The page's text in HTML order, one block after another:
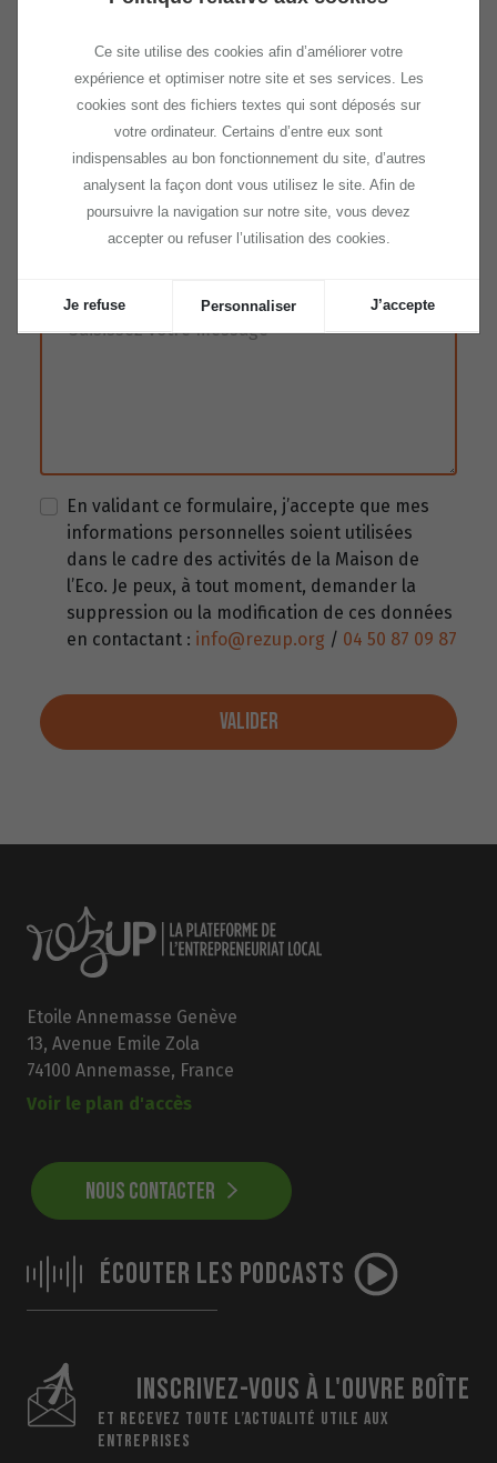
Raison Sociale de l’entreprise*
Numéro de SIREN
En validant ce formulaire, j’accepte que mes
informations personnelles soient utilisées
dans le cadre des activités de la Maison de
l’Eco. Je peux, à tout moment, demander la
suppression ou la modification de ces données
en contactant : info@rezup.org / 04 50 87 09 87
VALIDER
Etoile Annemasse Genève
13, Avenue Emile Zola
74100 Annemasse, France
Voir le plan d'accès
NOUS CONTACTER
ÉCOUTER LES PODCASTS
INSCRIVEZ-VOUS À L'OUVRE BOÎTE
ET RECEVEZ TOUTE L’ACTUALITÉ UTILE AUX
ENTREPRISES
Ce site utilise des cookies afin d’améliorer votre
expérience et optimiser notre site et ses services. Les
cookies sont des fichiers textes qui sont déposés sur
votre ordinateur. Certains d’entre eux sont
indispensables au bon fonctionnement du site, d’autres
analysent la façon dont vous utilisez le site. Afin de
poursuivre la navigation sur notre site, vous devez
accepter ou refuser l’utilisation des cookies.
Je refuse Personnaliser J’accepte